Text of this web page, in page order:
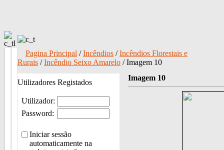
Pagina Principal /Incêndios /Incêndios Florestais e
Rurais /Incêndio Seixo Amarelo / Imagem 10
Utilizadores Registados
Utilizador:
Password:
Iniciar sessão
automaticamente na
Imagem 10